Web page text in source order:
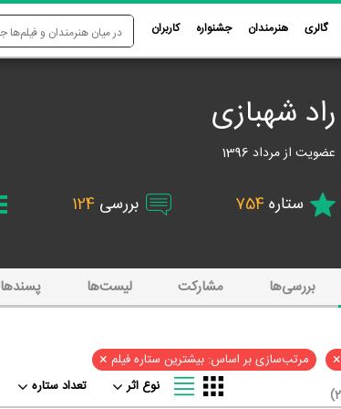
گالری هنرمندان جشنواره کاربران
راد شهبازی
عضویت از مرداد 1396
ستاره 754 بررسی 124
بررسی‌ها مشارکت لیست‌ها پسند‌ها
× مرتب‌سازی بر اساس: بیشترین ستاره فیلم ×
تعداد ستاره نوع اثر